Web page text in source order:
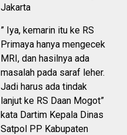
Jakarta
” Iya, kemarin itu ke RS
Primaya hanya mengecek
MRI, dan hasilnya ada
masalah pada saraf leher.
Jadi harus ada tindak
lanjut ke RS Daan Mogot”
kata Dartim Kepala Dinas
Satpol PP Kabupaten